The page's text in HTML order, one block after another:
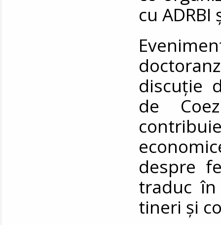
cu ADRBI
discuție
de
despre
traduc
tineri și